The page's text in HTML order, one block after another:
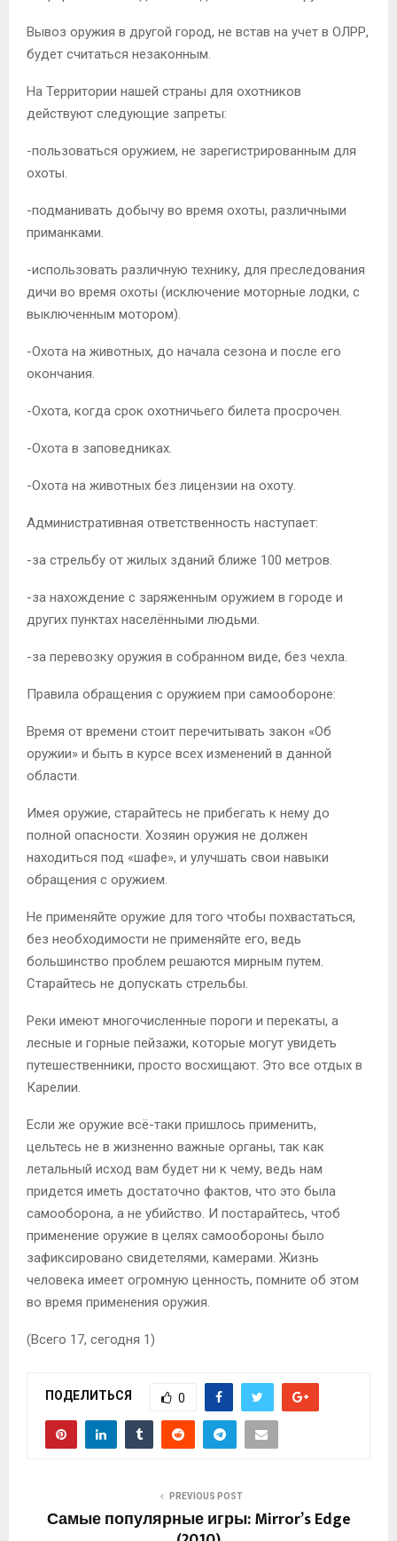
Вывоз оружия в другой город, не встав на учет в ОЛРР,
будет считаться незаконным.
На Территории нашей страны для охотников
действуют следующие запреты:
-пользоваться оружием, не зарегистрированным для
охоты.
-подманивать добычу во время охоты, различными
приманками.
-использовать различную технику, для преследования
дичи во время охоты (исключение моторные лодки, с
выключенным мотором).
-Охота на животных, до начала сезона и после его
окончания.
-Охота, когда срок охотничьего билета просрочен.
-Охота в заповедниках.
-Охота на животных без лицензии на охоту.
Административная ответственность наступает:
-за стрельбу от жилых зданий ближе 100 метров.
-за нахождение с заряженным оружием в городе и
других пунктах населёнными людьми.
-за перевозку оружия в собранном виде, без чехла.
Правила обращения с оружием при самообороне:
Время от времени стоит перечитывать закон «Об
оружии» и быть в курсе всех изменений в данной
области.
Имея оружие, старайтесь не прибегать к нему до
полной опасности. Хозяин оружия не должен
находиться под «шафе», и улучшать свои навыки
обращения с оружием.
Не применяйте оружие для того чтобы похвастаться,
без необходимости не применяйте его, ведь
большинство проблем решаются мирным путем.
Старайтесь не допускать стрельбы.
Реки имеют многочисленные пороги и перекаты, а
лесные и горные пейзажи, которые могут увидеть
путешественники, просто восхищают. Это все отдых в
Карелии.
Если же оружие всё-таки пришлось применить,
цельтесь не в жизненно важные органы, так как
летальный исход вам будет ни к чему, ведь нам
придется иметь достаточно фактов, что это была
самооборона, а не убийство. И постарайтесь, чтоб
применение оружие в целях самообороны было
зафиксировано свидетелями, камерами. Жизнь
человека имеет огромную ценность, помните об этом
во время применения оружия.
(Всего 17, сегодня 1)
ПОДЕЛИТЬСЯ 0
PREVIOUS POST
Самые популярные игры: Mirror’s Edge